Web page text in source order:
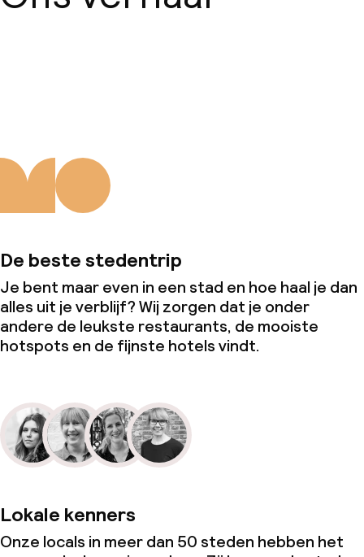
De beste stedentrip
Je bent maar even in een stad en hoe haal je dan
alles uit je verblijf? Wij zorgen dat je onder
andere de leukste restaurants, de mooiste
hotspots en de fijnste hotels vindt.
Lokale kenners
Onze locals in meer dan 50 steden hebben het